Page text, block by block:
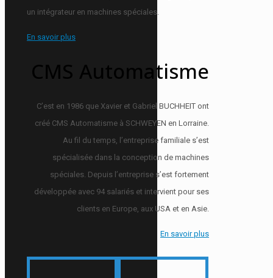
un intégrateur en machines spéciales.
En savoir plus
CMS Automatisme
C’est en 1986 que Xavier et Gabriel BUCHHEIT ont
créé CMS Automatisme à SCHWEYEN en Lorraine.
Au fil du temps, l’entreprise familiale s’est
spécialisée dans la conception de machines
spéciales. Depuis l’entreprise s’est fortement
développée avec 94 salariés et intervient pour ses
clients en Europe, aux USA et en Asie.
En savoir plus